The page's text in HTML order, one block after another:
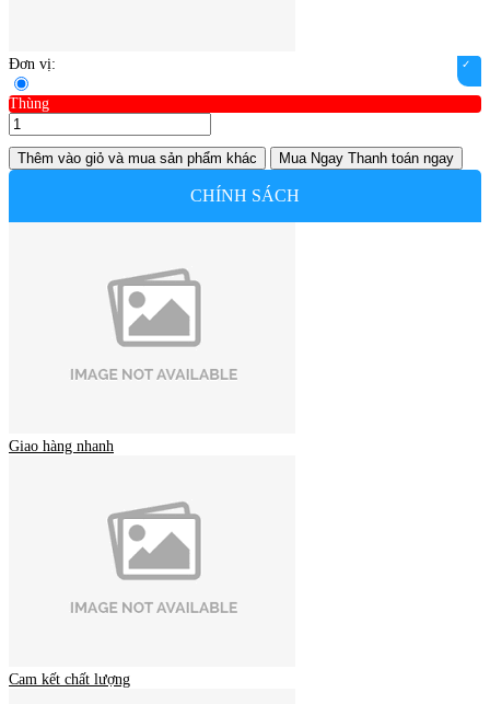
Đơn vị:
Thùng
Thêm vào giỏ và mua sản phẩm khác Mua Ngay Thanh toán ngay
CHÍNH SÁCH
Giao hàng nhanh
Cam kết chất lượng